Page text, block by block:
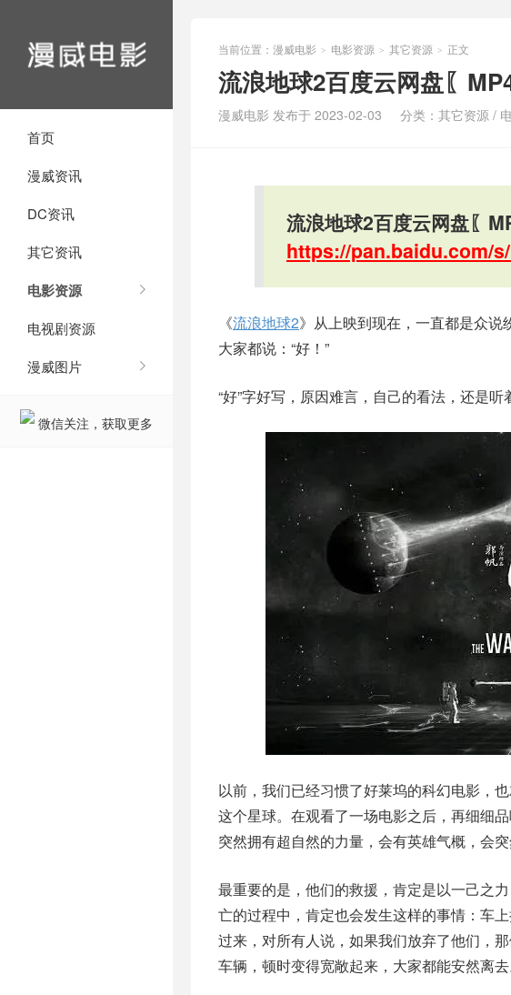
首页
漫威资讯
DC资讯
其它资讯
电影资源
电视剧资源
漫威图片
微信关注，获取更多
当前位置： 漫威电影 > 电影资源 > 其它资源 > 正文
流浪地球2百度云网盘〖
漫威电影 发布于 2023-02-03 分类： 其它资源 /
流浪地球2百度云网盘〖
https://pan.baidu.com/
《流浪地球2》从上映到现在，一直都是众说
大家都说：“好！”
“好”字好写，原因难言，自己的看法，还是听
以前，我们已经习惯了好莱坞的科幻电影，
这个星球。在观看了一场电影之后，再细细
突然拥有超自然的力量，会有英雄气概，会突
最重要的是，他们的救援，肯定是以一己之
亡的过程中，肯定也会发生这样的事情：车
过来，对所有人说，如果我们放弃了他们，
车辆，顿时变得宽敞起来，大家都能安然离去